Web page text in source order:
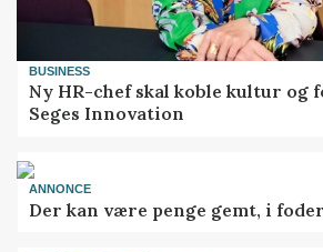
BUSINESS
Ny HR-chef skal koble kultur
Seges Innovation
ANNONCE
Der kan være penge gemt, i